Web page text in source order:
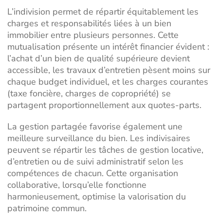
L’indivision permet de répartir équitablement les
charges et responsabilités liées à un bien
immobilier entre plusieurs personnes. Cette
mutualisation présente un intérêt financier évident :
l’achat d’un bien de qualité supérieure devient
accessible, les travaux d’entretien pèsent moins sur
chaque budget individuel, et les charges courantes
(taxe foncière, charges de copropriété) se
partagent proportionnellement aux quotes-parts.
La gestion partagée favorise également une
meilleure surveillance du bien. Les indivisaires
peuvent se répartir les tâches de gestion locative,
d’entretien ou de suivi administratif selon les
compétences de chacun. Cette organisation
collaborative, lorsqu’elle fonctionne
harmonieusement, optimise la valorisation du
patrimoine commun.